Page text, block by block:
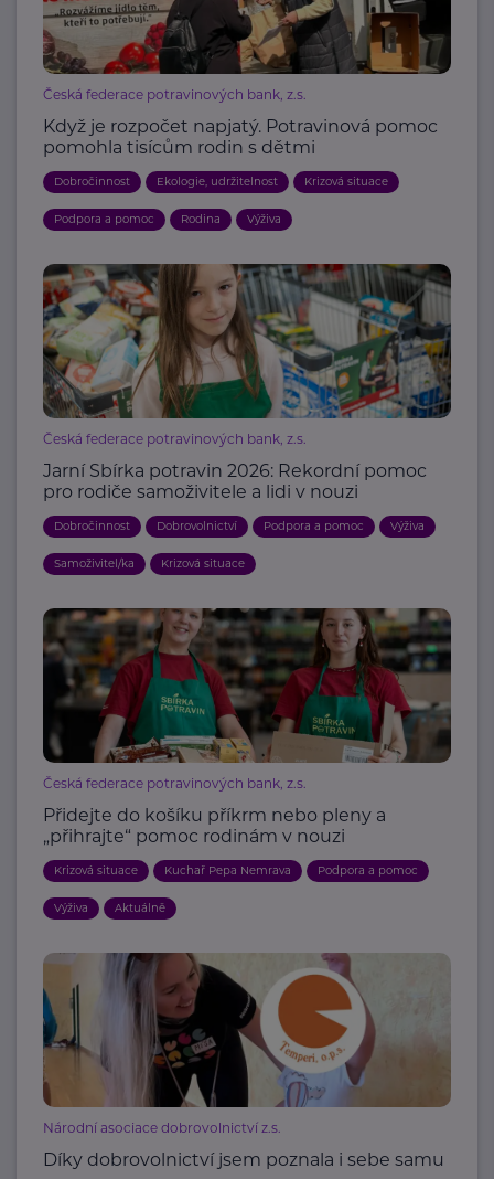
Česká federace potravinových bank, z.s.
Když je rozpočet napjatý. Potravinová pomoc
pomohla tisícům rodin s dětmi
Dobročinnost Ekologie, udržitelnost Krizová situace
Podpora a pomoc Rodina Výživa
Česká federace potravinových bank, z.s.
Jarní Sbírka potravin 2026: Rekordní pomoc
pro rodiče samoživitele a lidi v nouzi
Dobročinnost Dobrovolnictví Podpora a pomoc Výživa
Samoživitel/ka Krizová situace
Česká federace potravinových bank, z.s.
Přidejte do košíku příkrm nebo pleny a
„přihrajte“ pomoc rodinám v nouzi
Krizová situace Kuchař Pepa Nemrava Podpora a pomoc
Výživa Aktuálně
Národní asociace dobrovolnictví z.s.
Díky dobrovolnictví jsem poznala i sebe samu